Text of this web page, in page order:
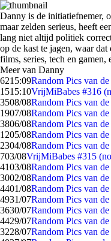
Danny is de initiatiefnemer,
maar zelden serieus, heeft
lang niet altijd politiek
op de kast te jagen, waar
films, series, tech en
Meer van Danny
6215:09Random Pics van
1515:10VrijMiBabes #316
3508/08Random Pics van
1907/08Random Pics van
3806/08Random Pics van
1205/08Random Pics van
2304/08Random Pics van
703/08VrijMiBabes #315
4103/08Random Pics van
3002/08Random Pics van
4401/08Random Pics van
4931/07Random Pics van
3630/07Random Pics van
4429/07Random Pics van
3228/07Random Pics van